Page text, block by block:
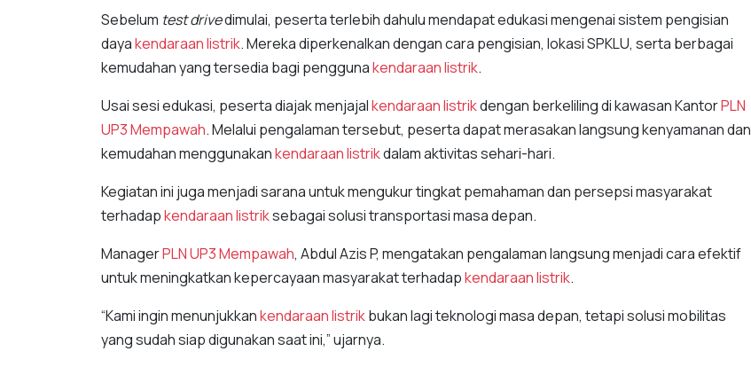
Sebelum test drivedimulai, peserta terlebih dahulu mendapat edukasi mengenai sistem pengisian
dayakendaraan listrik. Mereka diperkenalkan dengan cara pengisian, lokasi SPKLU, serta berbagai
kemudahan yang tersedia bagi penggunakendaraan listrik.
Usai sesi edukasi, peserta diajak menjajalkendaraan listrikdengan berkeliling di kawasan KantorPLN
UP3 Mempawah. Melalui pengalaman tersebut, peserta dapat merasakan langsung kenyamanan dan
kemudahan menggunakankendaraan listrikdalam aktivitas sehari-hari.
Kegiatan ini juga menjadi sarana untuk mengukur tingkat pemahaman dan persepsi masyarakat
terhadapkendaraan listriksebagai solusi transportasi masa depan.
ManagerPLN UP3 Mempawah, Abdul Azis P, mengatakan pengalaman langsung menjadi cara efektif
untuk meningkatkan kepercayaan masyarakat terhadapkendaraan listrik.
“Kami ingin menunjukkankendaraan listrikbukan lagi teknologi masa depan, tetapi solusi mobilitas
yang sudah siap digunakan saat ini,” ujarnya.